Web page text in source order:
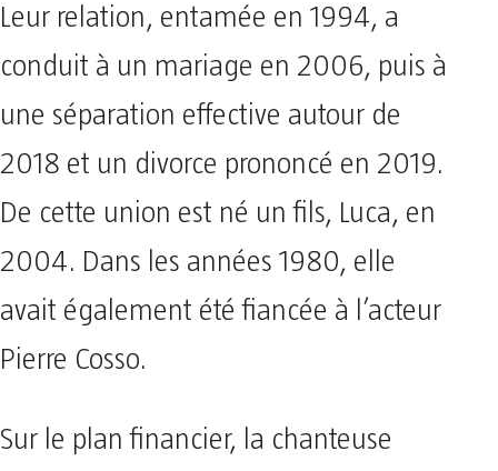
Leur relation, entamée en 1994, a
conduit à un mariage en 2006, puis à
une séparation effective autour de
2018 et un divorce prononcé en 2019.
De cette union est né un fils, Luca, en
2004. Dans les années 1980, elle
avait également été fiancée à l’acteur
Pierre Cosso.
Sur le plan financier, la chanteuse